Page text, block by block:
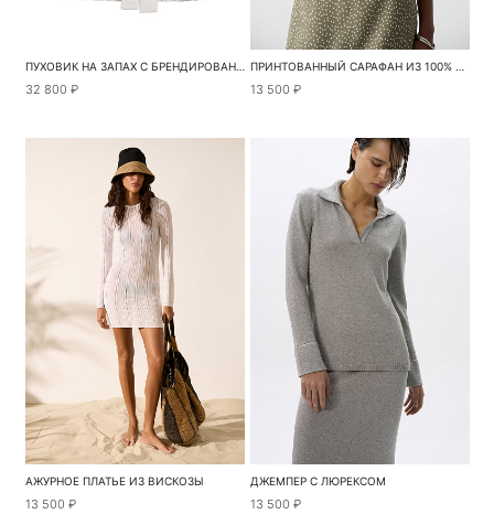
ПУХОВИК НА ЗАПАХ С БРЕНДИРОВАННЫМ ТИСНЕНИЕМ
32 800 ₽
ПРИНТОВАННЫЙ САРАФАН ИЗ 100% ВИСКОЗЫ
13 500 ₽
АЖУРНОЕ ПЛАТЬЕ ИЗ ВИСКОЗЫ
13 500 ₽
ДЖЕМПЕР С ЛЮРЕКСОМ
13 500 ₽